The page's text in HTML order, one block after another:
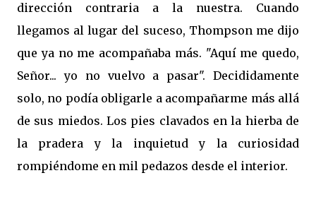
dirección contraria a la nuestra. Cuando
llegamos al lugar del suceso, Thompson me dijo
que ya no me acompañaba más. "Aquí me quedo,
Señor... yo no vuelvo a pasar". Decididamente
solo, no podía obligarle a acompañarme más allá
de sus miedos. Los pies clavados en la hierba de
la pradera y la inquietud y la curiosidad
rompiéndome en mil pedazos desde el interior.